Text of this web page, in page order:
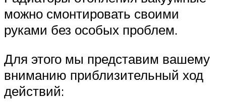
можно смонтировать своими
руками без особых проблем.
Для этого мы представим вашему
вниманию приблизительный ход
действий: